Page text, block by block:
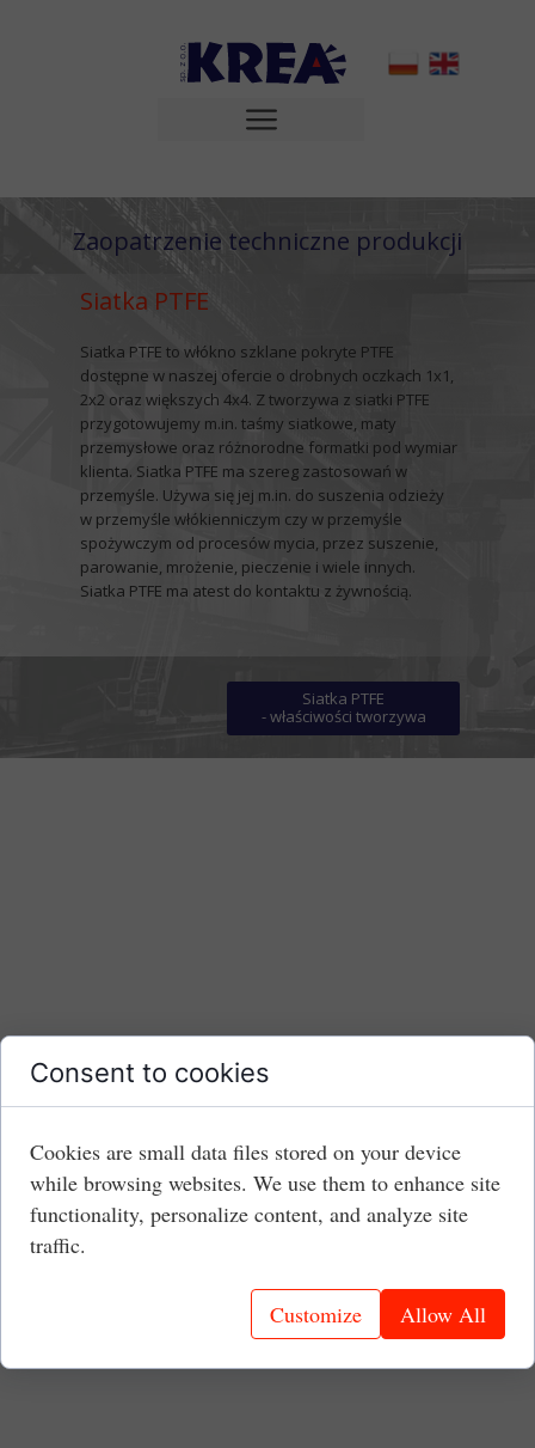
Siatka PTFE
Siatka PTFE to włókno szklane pokryte PTFE
dostępne w naszej ofercie o drobnych oczkach 1x1,
2x2 oraz większych 4x4. Z tworzywa z siatki PTFE
przygotowujemy m.in. taśmy siatkowe, maty
przemysłowe oraz różnorodne formatki pod wymiar
klienta. Siatka PTFE ma szereg zastosowań w
przemyśle. Używa się jej m.in. do suszenia odzieży
w przemyśle włókienniczym czy w przemyśle
spożywczym od procesów mycia, przez suszenie,
parowanie, mrożenie, pieczenie i wiele innych.
Siatka PTFE ma atest do kontaktu z żywnością.
Zaopatrzenie techniczne produkcji
Siatka PTFE
- właściwości tworzywa
Consent to cookies
Cookies are small data files stored on your device
while browsing websites. We use them to enhance site
functionality, personalize content, and analyze site
traffic.
Customize Allow All